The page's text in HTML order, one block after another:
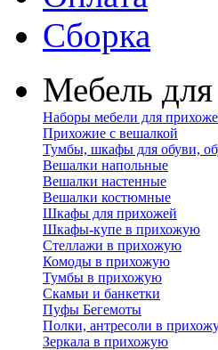
Сборка
Мебель
Наборы мебели для
Прихожие с вешалкой
Тумбы, шкафы для обуви,
Вешалки напольные
Вешалки настенные
Вешалки костюмные
Шкафы для прихожей
Шкафы-купе в прихожую
Стеллажи в прихожую
Комоды в прихожую
Тумбы в прихожую
Скамьи и банкетки
Пуфы Бегемоты
Полки, антресоли в
Зеркала в прихожую